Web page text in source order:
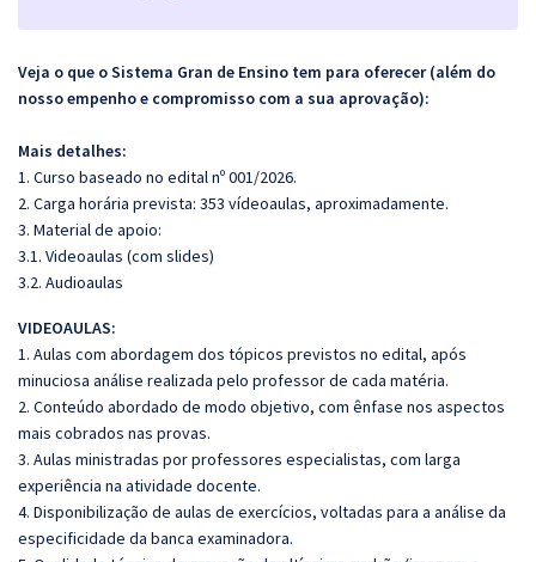
Veja o que o Sistema Gran de Ensino tem para oferecer (além do
nosso empenho e compromisso com a sua aprovação):
Mais detalhes:
1. Curso baseado no edital nº 001/2026.
2. Carga horária prevista: 353 vídeoaulas, aproximadamente.
3. Material de apoio:
3.1. Videoaulas (com slides)
3.2. Audioaulas
VIDEOAULAS:
1. Aulas com abordagem dos tópicos previstos no edital, após
minuciosa análise realizada pelo professor de cada matéria.
2. Conteúdo abordado de modo objetivo, com ênfase nos aspectos
mais cobrados nas provas.
3. Aulas ministradas por professores especialistas, com larga
experiência na atividade docente.
4. Disponibilização de aulas de exercícios, voltadas para a análise da
especificidade da banca examinadora.